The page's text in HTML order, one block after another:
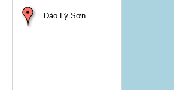
Đảo Lý Sơn